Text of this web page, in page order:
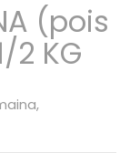
(pois
KG